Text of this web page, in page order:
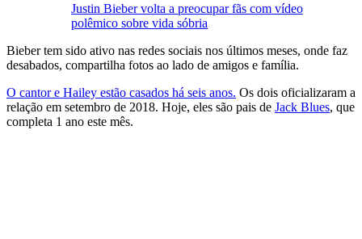
Justin Bieber volta a preocupar fãs com vídeo
polêmico sobre vida sóbria
Bieber tem sido ativo nas redes sociais nos últimos meses, onde faz
desabados, compartilha fotos ao lado de amigos e família.
O cantor e Hailey estão casados há seis anos. Os dois oficializaram a
relação em setembro de 2018. Hoje, eles são pais de Jack Blues, que
completa 1 ano este mês.